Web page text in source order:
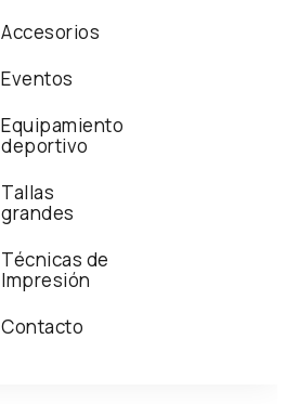
Accesorios
Eventos
Equipamiento
deportivo
Tallas
grandes
Técnicas de
Impresión
Contacto